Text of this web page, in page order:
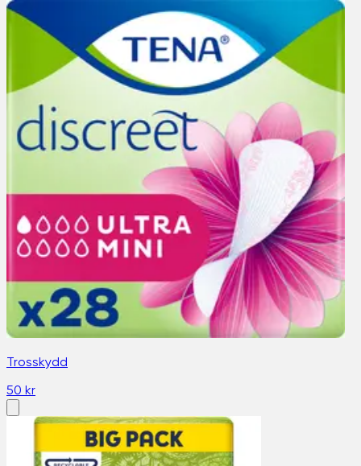
Trosskydd
50 kr